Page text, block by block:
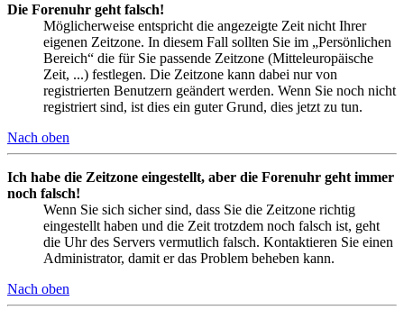
Die Forenuhr geht falsch!
Möglicherweise entspricht die angezeigte Zeit nicht Ihrer
eigenen Zeitzone. In diesem Fall sollten Sie im „Persönlichen
Bereich“ die für Sie passende Zeitzone (Mitteleuropäische
Zeit, ...) festlegen. Die Zeitzone kann dabei nur von
registrierten Benutzern geändert werden. Wenn Sie noch nicht
registriert sind, ist dies ein guter Grund, dies jetzt zu tun.
Nach oben
Ich habe die Zeitzone eingestellt, aber die Forenuhr geht immer
noch falsch!
Wenn Sie sich sicher sind, dass Sie die Zeitzone richtig
eingestellt haben und die Zeit trotzdem noch falsch ist, geht
die Uhr des Servers vermutlich falsch. Kontaktieren Sie einen
Administrator, damit er das Problem beheben kann.
Nach oben